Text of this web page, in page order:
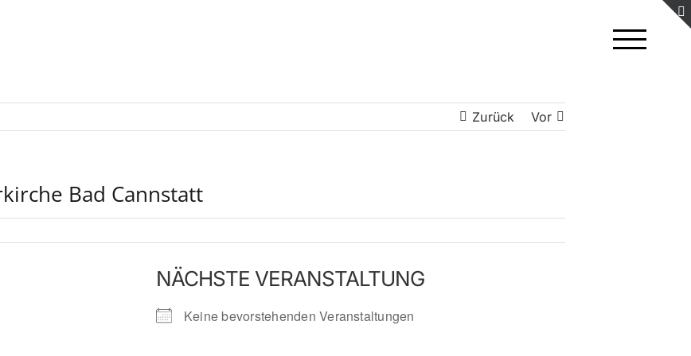
Zurück Vor
Bad Cannstatt
NÄCHSTE VERANSTALTUNG
Keine bevorstehenden Veranstaltungen